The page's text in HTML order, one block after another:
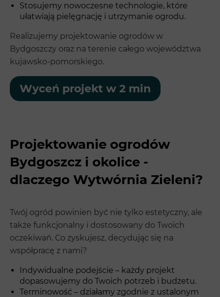
Stosujemy nowoczesne technologie, które
ułatwiają pielęgnację i utrzymanie ogrodu.
Realizujemy projektowanie ogrodów w
Bydgoszczy oraz na terenie całego województwa
kujawsko-pomorskiego.
Wyceń projekt w 2 min
Projektowanie ogrodów
Bydgoszcz i okolice -
dlaczego Wytwórnia Zieleni?
Twój ogród powinien być nie tylko estetyczny, ale
także funkcjonalny i dostosowany do Twoich
oczekiwań. Co zyskujesz, decydując się na
współpracę z nami?
Indywidualne podejście – każdy projekt
dopasowujemy do Twoich potrzeb i budżetu.
Terminowość – działamy zgodnie z ustalonym